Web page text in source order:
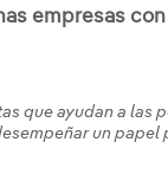
empresas
que ayudan a las
un papel